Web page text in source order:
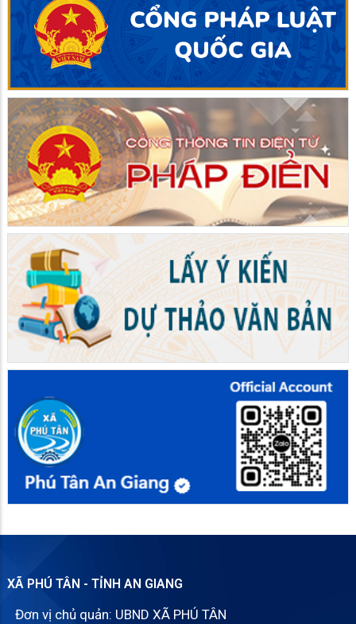
XÃ PHÚ TÂN - TỈNH AN GIANG
Đơn vị chủ quản: UBND XÃ PHÚ TÂN